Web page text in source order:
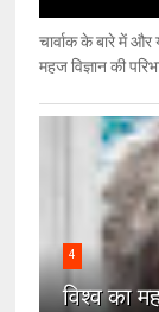
चार्वाक के बारे में
महज विज्ञान की
4
विश्‍व का